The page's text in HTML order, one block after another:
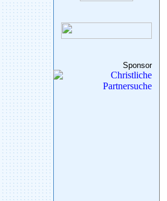
Sponsor